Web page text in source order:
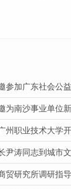
贸研究所调研指